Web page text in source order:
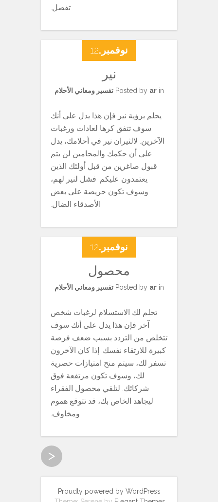
تفضل.
نير
Posted by arin تفسير ومعاني الأحلام
يحلم برؤية نير فإن هذا يدل على أنك
سوف تتفق كرها لعادات ورغبات
الآخرين. لالثيران نير في أحلامك، يدل
على أن حكمك والمحامين لن يتم
قبول صاغرين من قبل أولئك الذين
يعتمدون عليكم. فشل لنير لهم،
وسوف تكون حريصة على بعض
الأصدقاء الضال.
نوفمبر.12
محصول
Posted by arin تفسير ومعاني الأحلام
تحلم لك الاستسلام لرغبات شخص
آخر فإن هذا يدل على أنك سوف
تتخلص من التردد بسبب ضعف فرصة
كبيرة للارتقاء نفسك. إذا كان الآخرون
تسفر لك، سيتم منح امتيازات حصرية
لك، وسوف تكون مرتفعة فوق
شركائك. لتلقي محصول الفقراء
ليجاهد الخاص بك، قد تتوقع هموم
ومخاوف.
نوفمبر.12
<
Proudly powered by WordPress